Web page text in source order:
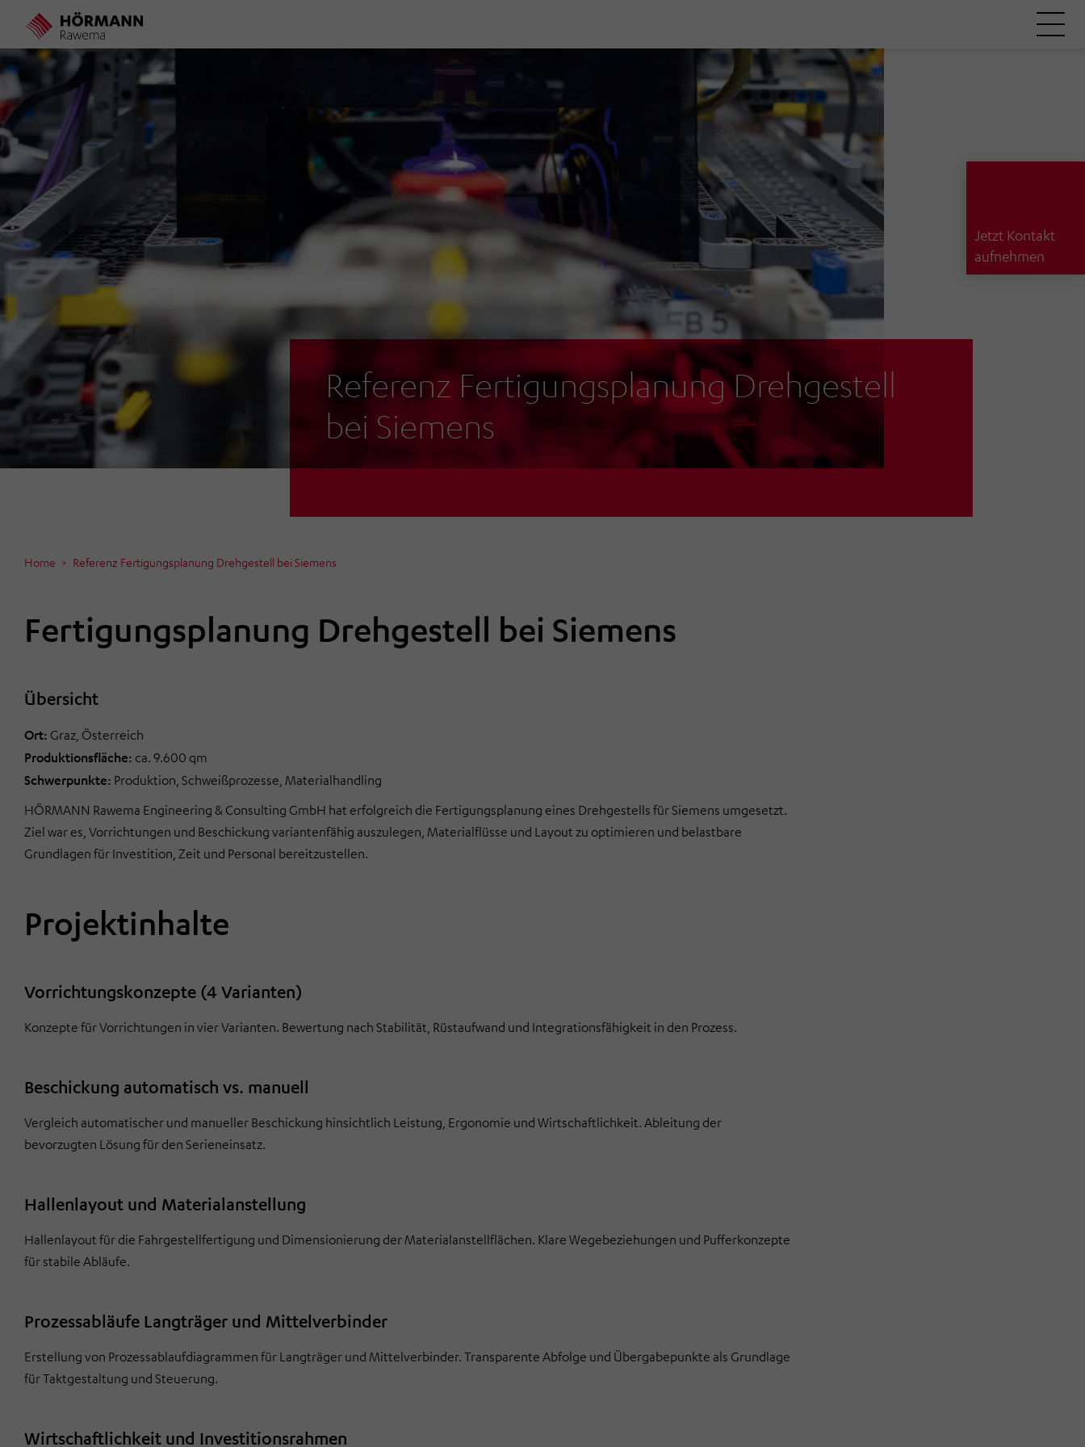
Inhalt
Jetzt Kontakt
aufnehmen
Referenz Fertigungsplanung Drehgestell
bei Siemens
Home Referenz Fertigungsplanung Drehgestell bei Siemens
Fertigungsplanung Drehgestell bei Siemens
Übersicht
Ort: Graz, Österreich
Produktionsfläche: ca. 9.600 qm
Schwerpunkte: Produktion, Schweißprozesse, Materialhandling
HÖRMANN Rawema Engineering & Consulting GmbH hat erfolgreich die Fertigungsplanung eines Drehgestells für Siemens umgesetzt.
Ziel war es, Vorrichtungen und Beschickung variantenfähig auszulegen, Materialflüsse und Layout zu optimieren und belastbare
Grundlagen für Investition, Zeit und Personal bereitzustellen.
Projektinhalte
Vorrichtungskonzepte (4 Varianten)
Konzepte für Vorrichtungen in vier Varianten. Bewertung nach Stabilität, Rüstaufwand und Integrationsfähigkeit in den Prozess.
Beschickung automatisch vs. manuell
Vergleich automatischer und manueller Beschickung hinsichtlich Leistung, Ergonomie und Wirtschaftlichkeit. Ableitung der
bevorzugten Lösung für den Serieneinsatz.
Hallenlayout und Materialanstellung
Hallenlayout für die Fahrgestellfertigung und Dimensionierung der Materialanstellflächen. Klare Wegebeziehungen und Pufferkonzepte
für stabile Abläufe.
Prozessabläufe Langträger und Mittelverbinder
Erstellung von Prozessablaufdiagrammen für Langträger und Mittelverbinder. Transparente Abfolge und Übergabepunkte als Grundlage
für Taktgestaltung und Steuerung.
Wirtschaftlichkeit und Investitionsrahmen